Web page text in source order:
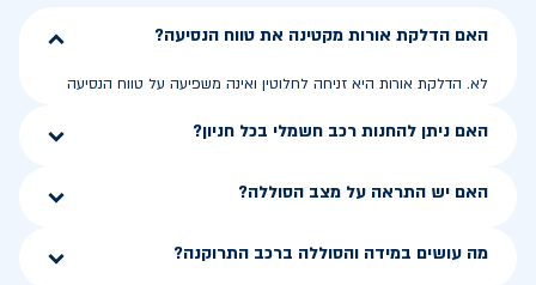
האם הדלקת אורות מקטינה את טווח הנסיעה?
לא. הדלקת אורות היא זניחה לחלוטין ואינה משפיעה על טווח הנסיעה
האם ניתן להחנות רכב חשמלי בכל חניון?
האם יש התראה על מצב הסוללה?
מה עושים במידה והסוללה ברכב התרוקנה?